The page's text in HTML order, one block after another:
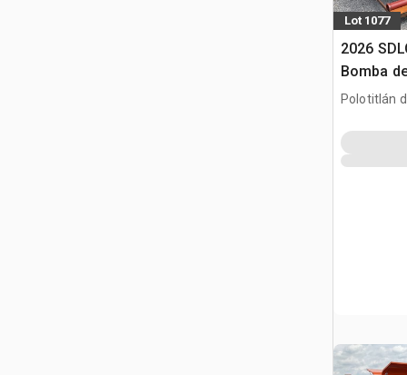
Lot 1077
2026
Bomba
(Sin
Polotitlán